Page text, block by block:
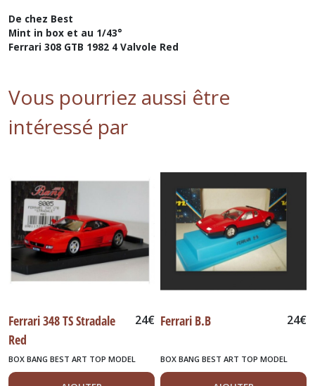
De chez Best
Mint in box et au 1/43°
Ferrari 308 GTB 1982 4 Valvole Red
Vous pourriez aussi être
intéressé par
Ferrari 348 TS Stradale
Red
24€
BOX BANG BEST ART TOP MODEL
Ferrari B.B 24€
BOX BANG BEST ART TOP MODEL